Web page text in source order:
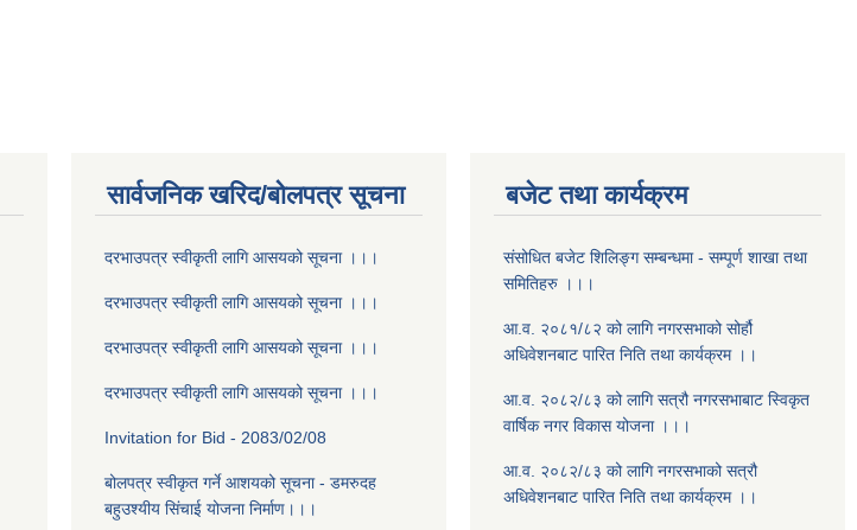
सार्वजनिक खरिद/बोलपत्र सूचना
दरभाउपत्र स्वीकृती लागि आसयको सूचना ।।।
दरभाउपत्र स्वीकृती लागि आसयको सूचना ।।।
दरभाउपत्र स्वीकृती लागि आसयको सूचना ।।।
दरभाउपत्र स्वीकृती लागि आसयको सूचना ।।।
Invitation for Bid - 2083/02/08
बोलपत्र स्वीकृत गर्ने आशयको सूचना - डमरुदह
बहुउश्यीय सिंचाई योजना निर्माण।।।
बजेट तथा कार्यक्रम
संसोधित बजेट शिलिङ्ग सम्बन्धमा - सम्पूर्ण शाखा तथा
समितिहरु ।।।
आ.व. २०८१/८२ को लागि नगरसभाको सोर्हौ
अधिवेशनबाट पारित निति तथा कार्यक्रम ।।
आ.व. २०८२/८३ को लागि सत्रौ नगरसभाबाट स्विकृत
वार्षिक नगर विकास योजना ।।।
आ.व. २०८२/८३ को लागि नगरसभाको सत्रौ
अधिवेशनबाट पारित निति तथा कार्यक्रम ।।